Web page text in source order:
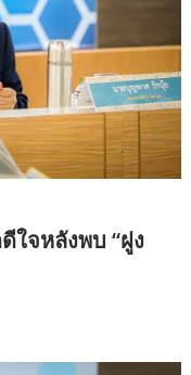
ใจหลังพบ “ฝูง